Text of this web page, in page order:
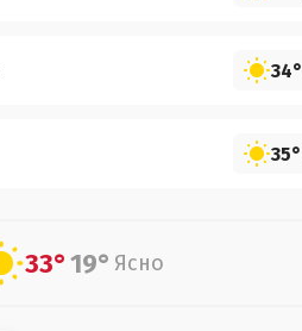
34°
35°
33°19° Ясно